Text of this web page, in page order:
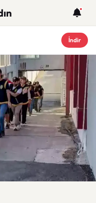
İndir